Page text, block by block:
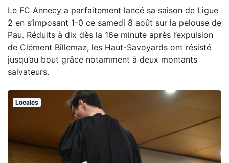
Le FC Annecy a parfaitement lancé sa saison de Ligue
2 en s’imposant 1-0 ce samedi 8 août sur la pelouse de
Pau. Réduits à dix dès la 16e minute après l’expulsion
de Clément Billemaz, les Haut-Savoyards ont résisté
jusqu’au bout grâce notamment à deux montants
salvateurs.
Locales